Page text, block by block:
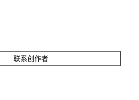
联系创作者